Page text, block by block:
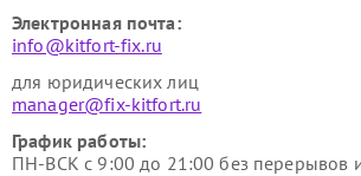
Электронная почта:
info@kitfort-fix.ru
для юридических лиц
manager@fix-kitfort.ru
График работы:
ПН-ВСК с 9:00 до 21:00 без перерывов